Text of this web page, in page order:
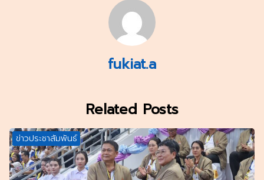
fukiat.a
Related Posts
ข่าวประชาสัมพันธ์